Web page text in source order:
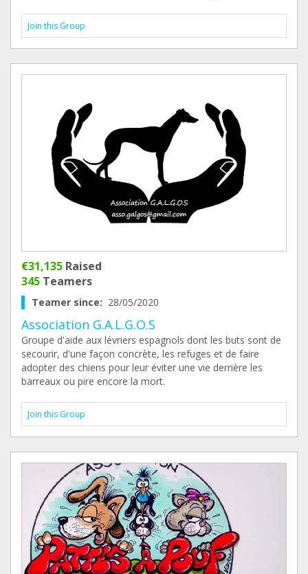
Join this Group
€31,135 Raised
345 Teamers
Teamer since: 28/05/2020
Association G.A.L.G.O.S
Groupe d'aide aux lévriers espagnols dont les buts sont de
secourir, d'une façon concrète, les refuges et de faire
adopter des chiens pour leur éviter une vie derrière les
barreaux ou pire encore la mort.
Join this Group